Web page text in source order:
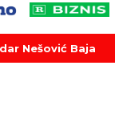
Nešović Baja